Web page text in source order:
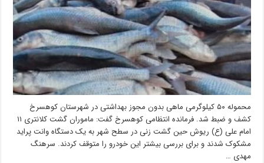
محموله ۵۰ کیلوگرمی ماهى بدون مجوز بهداشتی در شهرستان کوهسرخ
کشف و ضبط شد. فرمانده انتظامی كوهسرخ گفت: ماموران گشت كلانترى ۱۱
امام علی (ع) ريوش حين گشت زنى در سطح شهر به يک دستگاه وانت پرايد
مشكوک شدند و برای بررسی بيشتر اين خودرو را متوقف كردند. سرهنگ
مهدى …